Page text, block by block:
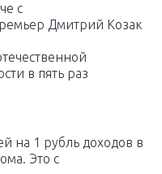
с
Дмитрий Козак
в пять раз
на 1 рубль доходов в
Это с